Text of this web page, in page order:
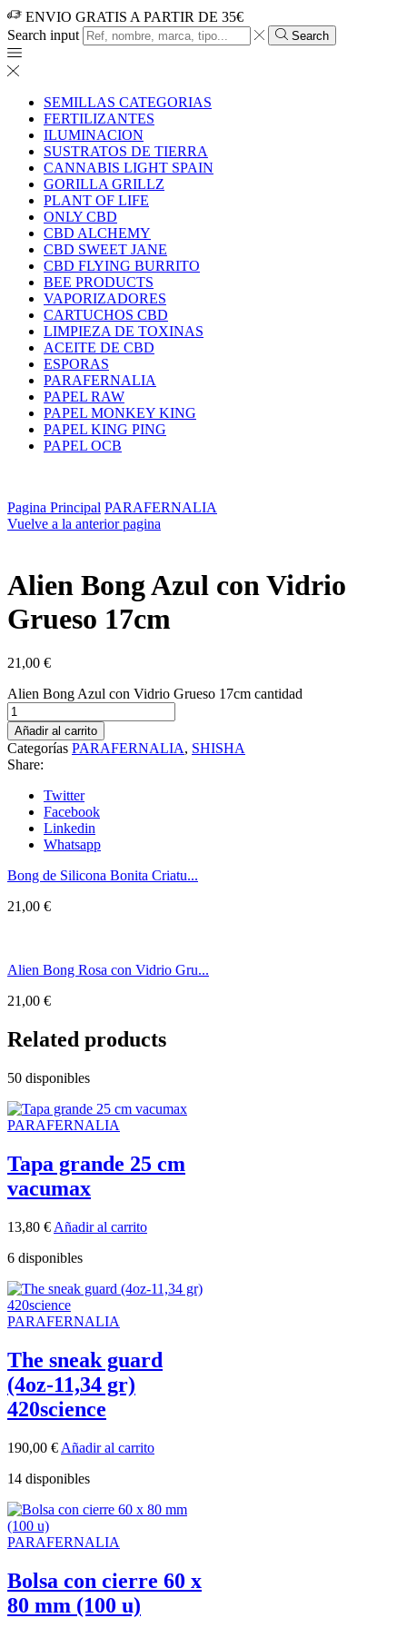
ENVIO GRATIS A PARTIR DE 35€
Search input
Search
SEMILLAS CATEGORIAS
FERTILIZANTES
ILUMINACION
SUSTRATOS DE TIERRA
CANNABIS LIGHT SPAIN
GORILLA GRILLZ
PLANT OF LIFE
ONLY CBD
CBD ALCHEMY
CBD SWEET JANE
CBD FLYING BURRITO
BEE PRODUCTS
VAPORIZADORES
CARTUCHOS CBD
LIMPIEZA DE TOXINAS
ACEITE DE CBD
ESPORAS
PARAFERNALIA
PAPEL RAW
PAPEL MONKEY KING
PAPEL KING PING
PAPEL OCB
Pagina Principal PARAFERNALIA
Vuelve a la anterior pagina
Alien Bong Azul con Vidrio
Grueso 17cm
21,00 €
Alien Bong Azul con Vidrio Grueso 17cm cantidad
Añadir al carrito
Categorías PARAFERNALIA, SHISHA
Share:
Twitter
Facebook
Linkedin
Whatsapp
Bong de Silicona Bonita Criatu...
21,00 €
Alien Bong Rosa con Vidrio Gru...
21,00 €
Related products
50 disponibles
PARAFERNALIA
Tapa grande 25 cm
vacumax
13,80 € Añadir al carrito
6 disponibles
PARAFERNALIA
The sneak guard
(4oz-11,34 gr)
420science
190,00 € Añadir al carrito
14 disponibles
PARAFERNALIA
Bolsa con cierre 60 x
80 mm (100 u)